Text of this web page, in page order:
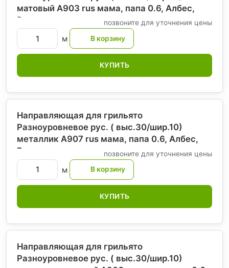
матовый А903 rus мама, папа 0.6, Албес,
Россия
позвоните для уточнения цены
м
КУПИТЬ
Направляющая для грильято
Разноуровневое рус. ( выс.30/шир.10)
металлик А907 rus мама, папа 0.6, Албес,
Россия
позвоните для уточнения цены
м
КУПИТЬ
Направляющая для грильято
Разноуровневое рус. ( выс.30/шир.10)